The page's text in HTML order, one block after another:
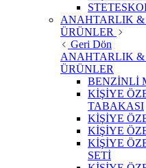
ANAHTARLIK &
ÜRÜNLER
Geri Dön
ANAHTARLIK &
ÜRÜNLER
BENZİNLİ
KİŞİYE
TABAKASI
KİŞİYE
KİŞİYE
KİŞİYE
SETİ